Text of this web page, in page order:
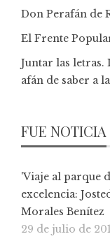
Don Perafán de
El Frente
Juntar las letras.
afán de saber a
FUE NOTICIA
'Viaje al parque
excelencia:
Morales Benítez
29 de julio de